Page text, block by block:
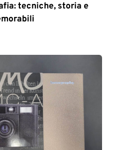
tecniche, storia e